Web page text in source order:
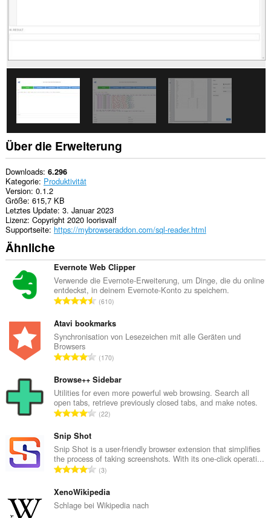
Über die Erweiterung
Downloads 6.296
Kategorie Produktivität
Version 0.1.2
Größe 615,7 KB
Letztes Update 3. Januar 2023
Lizenz Copyright 2020 loorisvalf
Supportseite https://mybrowseraddon.com/sql-reader.html
Ähnliche
Evernote Web Clipper
Verwende die Evernote-Erweiterung, um Dinge, die du online
entdeckst, in deinem Evernote-Konto zu speichern.
G
s
a
t
B
e
w
e
t
u
n
e
n
610
Atavi bookmarks
Synchronisation von Lesezeichen mit alle Geräten und
Browsers
G
s
a
m
t
e
w
e
r
t
170
Browse++ Sidebar
Utilities for even more powerful web browsing. Search all
open tabs, retrieve previously closed tabs, and make notes.
G
a
m
t
B
e
22
Snip Shot
Snip Shot is a user-friendly browser extension that simplifies
the process of taking screenshots. With its one-click operati...
G
s
a
3
XenoWikipedia
Schlage bei Wikipedia nach